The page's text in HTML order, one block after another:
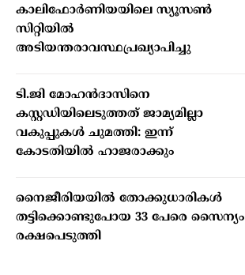
കാലിഫോര്‍ണിയയിലെ സ്യൂസണ്‍
സിറ്റിയില്‍
അടിയന്തരാവസ്ഥപ്രഖ്യാപിച്ചു
ടി.ജി മോഹന്‍ദാസിനെ
കസ്റ്റഡിയിലെടുത്തത് ജാമ്യമില്ലാ
വകുപ്പുകള്‍ ചുമത്തി: ഇന്ന്
കോടതിയില്‍ ഹാജരാക്കും
നൈജീരിയയില്‍ തോക്കുധാരികള്‍
തട്ടിക്കൊണ്ടുപോയ 33 പേരെ സൈന്യം
രക്ഷപെടുത്തി